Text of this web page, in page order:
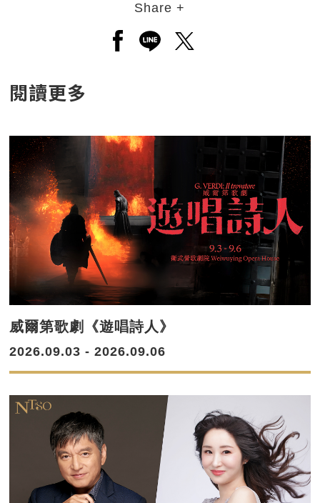
Share +
另開新視窗分享至facebook
另開新視窗分享至line
另開新視窗分享至
閱讀更多
威爾第歌劇《遊唱詩人》
2026.09.03 - 2026.09.06